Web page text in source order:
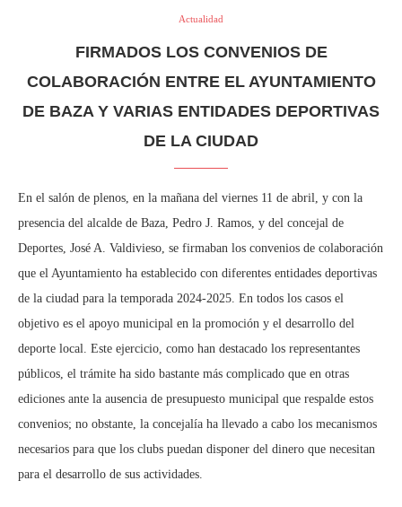
Actualidad
FIRMADOS LOS CONVENIOS DE
COLABORACIÓN ENTRE EL AYUNTAMIENTO
DE BAZA Y VARIAS ENTIDADES DEPORTIVAS
DE LA CIUDAD
En el salón de plenos, en la mañana del viernes 11 de abril, y con la
presencia del alcalde de Baza, Pedro J. Ramos, y del concejal de
Deportes, José A. Valdivieso, se firmaban los convenios de colaboración
que el Ayuntamiento ha establecido con diferentes entidades deportivas
de la ciudad para la temporada 2024-2025. En todos los casos el
objetivo es el apoyo municipal en la promoción y el desarrollo del
deporte local. Este ejercicio, como han destacado los representantes
públicos, el trámite ha sido bastante más complicado que en otras
ediciones ante la ausencia de presupuesto municipal que respalde estos
convenios; no obstante, la concejalía ha llevado a cabo los mecanismos
necesarios para que los clubs puedan disponer del dinero que necesitan
para el desarrollo de sus actividades.